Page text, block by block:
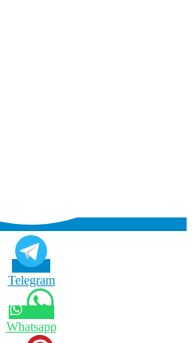
Telegram
Whatsapp